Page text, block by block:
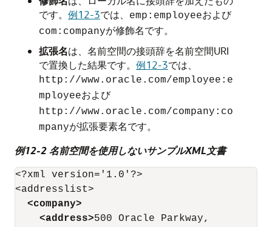
です。 例12-3では、 emp:employeeおよび
com:companyが修飾名です。
拡張名は、名前空間の接頭辞を名前空間URI
で置換した結果です。 例12-3では、
http://www.oracle.com/employee:e
mployeeおよび
http://www.oracle.com/company:co
mpanyが拡張要素名です。
例12-2 名前空間を使用しないサンプルXML文書
<?xml version='1.0'?>
<addresslist>
<company>
<address>500 Oracle Parkway,